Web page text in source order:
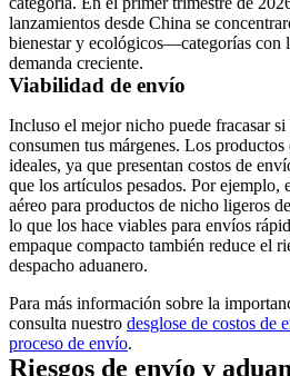
lanzamientos desde China se
bienestar y ecológicos—categorías con
demanda creciente.
Viabilidad de envío
Incluso el mejor nicho puede fracasar
consumen tus márgenes. Los
ideales, ya que presentan costos de
que los artículos pesados. Por ejemplo,
aéreo para productos de nicho ligeros
lo que los hace viables para envíos
empaque compacto también reduce el
despacho aduanero.
Para más información sobre la
consulta nuestro desglose de costos de
proceso de envío.
Riesgos de envío y